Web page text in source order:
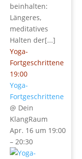
beinhalten:
Längeres,
meditatives
Halten der[...]
Yoga-
Fortgeschrittene
19:00
Yoga-
Fortgeschrittene
@ Dein
KlangRaum
Apr. 16 um 19:00
– 20:30